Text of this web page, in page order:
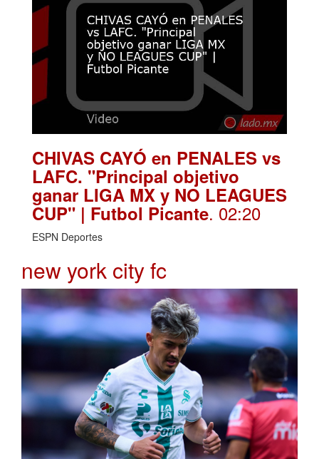
CHIVAS CAYÓ en PENALES vs
LAFC. "Principal objetivo
ganar LIGA MX y NO LEAGUES
CUP" | Futbol Picante. 02:20
ESPN Deportes
new york city fc